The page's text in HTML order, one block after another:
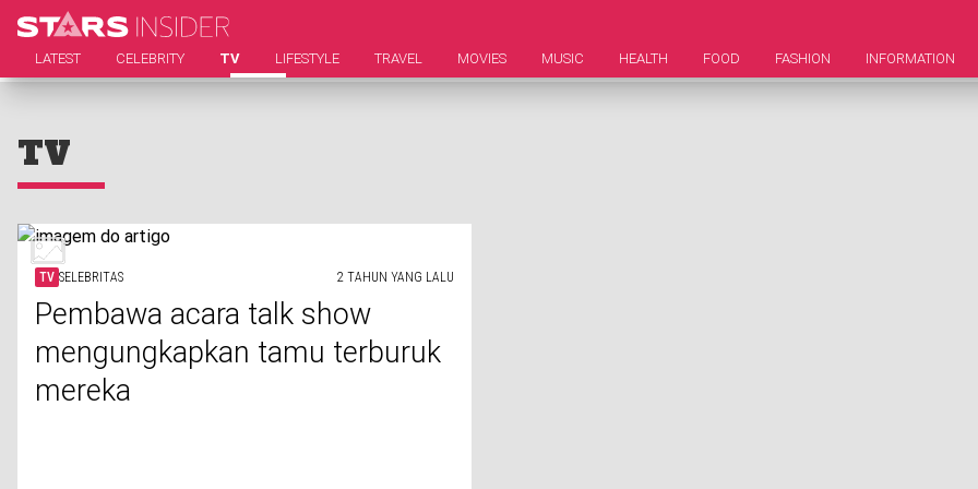
LATEST CELEBRITY TV LIFESTYLE TRAVEL MOVIES MUSIC HEALTH FOOD FASHION INFORMATION
TV
TV SELEBRITAS 2 TAHUN YANG LALU
Pembawa acara talk show
mengungkapkan tamu terburuk
mereka